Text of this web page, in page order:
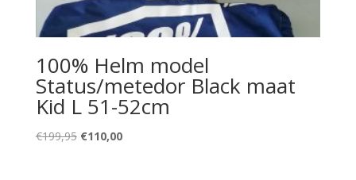
100% Helm model
Status/metedor Black maat
Kid L 51-52cm
€199,95 Oorspronkelijke
€110,00Huidige